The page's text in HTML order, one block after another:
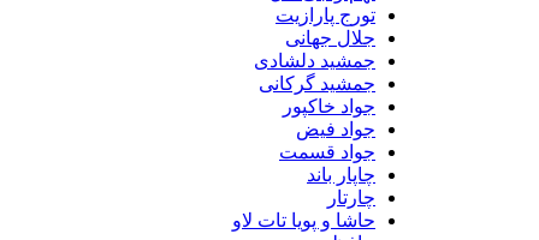
تورج پارازیت
جلال جهانی
جمشید دلشادی
جمشید گرکانی
جواد خاکپور
جواد فیض
جواد قسمت
چاپار باند
حاشا و پویا تات لاو